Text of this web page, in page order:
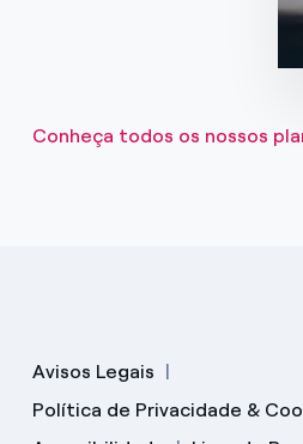
Conheça todos os nossos
Avisos Legais
Política de Privacidade &